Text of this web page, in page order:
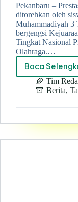
Pekanbaru –
ditorehkan oleh
Muhammadiyah 3
bergengsi
Tingkat Nasional
Olahraga.…
Baca
Tim
Berita,